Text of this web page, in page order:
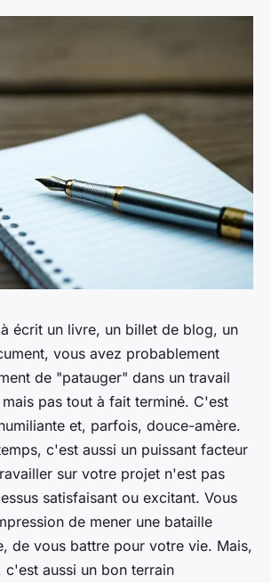
écrit un livre, un billet de blog, un
vous avez probablement
de "patauger" dans un travail
pas tout à fait terminé. C'est
et, parfois, douce-amère.
c'est aussi un puissant facteur
sur votre projet n'est pas
satisfaisant ou excitant. Vous
de mener une bataille
de vous battre pour votre vie. Mais,
c'est aussi un bon terrain